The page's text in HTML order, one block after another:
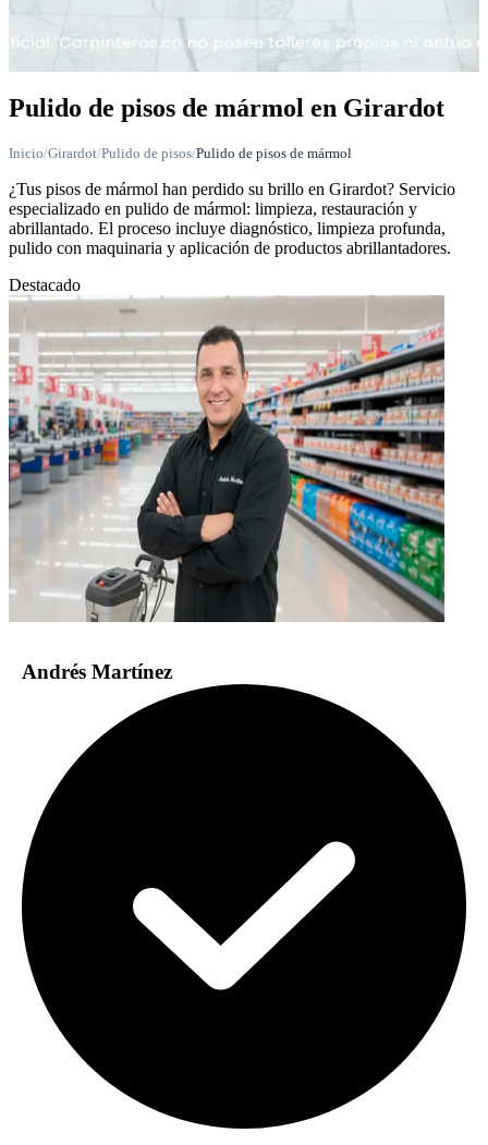
Pulido de pisos de mármol en Girardot
Inicio/Girardot/Pulido de pisos/Pulido de pisos de mármol
¿Tus pisos de mármol han perdido su brillo en Girardot? Servicio
especializado en pulido de mármol: limpieza, restauración y
abrillantado. El proceso incluye diagnóstico, limpieza profunda,
pulido con maquinaria y aplicación de productos abrillantadores.
Destacado
Andrés Martínez